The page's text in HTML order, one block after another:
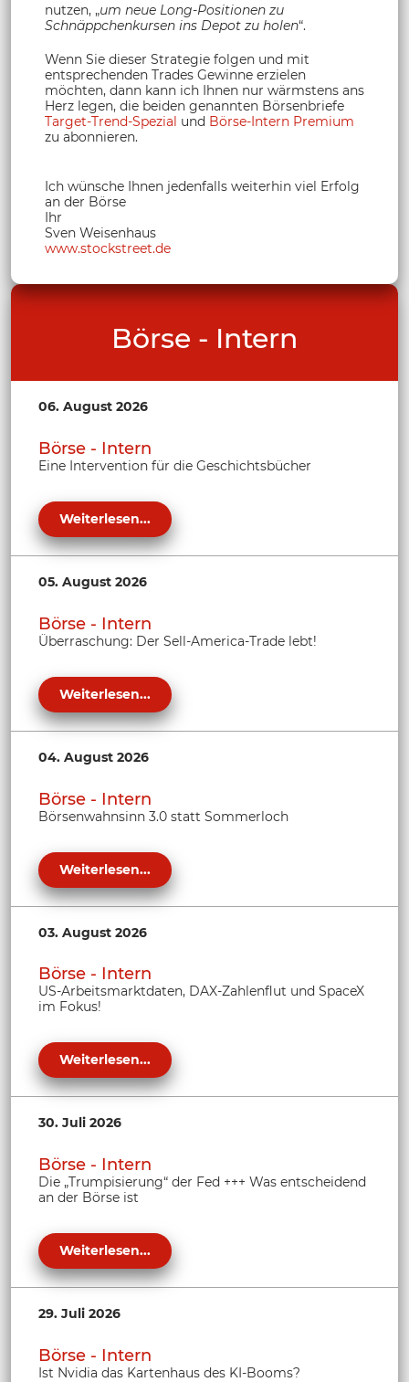
nutzen, „um neue Long-Positionen zu
Schnäppchenkursen ins Depot zu holen“.
Wenn Sie dieser Strategie folgen und mit
entsprechenden Trades Gewinne erzielen
möchten, dann kann ich Ihnen nur wärmstens ans
Herz legen, die beiden genannten Börsenbriefe
Target-Trend-Spezial und Börse-Intern Premium
zu abonnieren.
Ich wünsche Ihnen jedenfalls weiterhin viel Erfolg
an der Börse
Ihr
Sven Weisenhaus
www.stockstreet.de
Börse - Intern
06. August 2026
Börse - Intern
Eine Intervention für die Geschichtsbücher
Weiterlesen...
05. August 2026
Börse - Intern
Überraschung: Der Sell-America-Trade lebt!
Weiterlesen...
04. August 2026
Börse - Intern
Börsenwahnsinn 3.0 statt Sommerloch
Weiterlesen...
03. August 2026
Börse - Intern
US-Arbeitsmarktdaten, DAX-Zahlenflut und SpaceX
im Fokus!
Weiterlesen...
30. Juli 2026
Börse - Intern
Die „Trumpisierung“ der Fed +++ Was entscheidend
an der Börse ist
Weiterlesen...
29. Juli 2026
Börse - Intern
Ist Nvidia das Kartenhaus des KI-Booms?